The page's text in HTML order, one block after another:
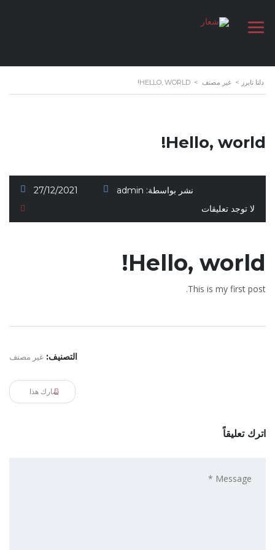
دلتا تايرز > غير مصنف >
HELLO, WORLD!
Hello, world!
27/12/2021 نشر بواسطة: admin
لا توجد تعليقات
Hello, world!
This is my first post.
التصنيف: غير مصنف
شارك هذا
اترك تعليقاً